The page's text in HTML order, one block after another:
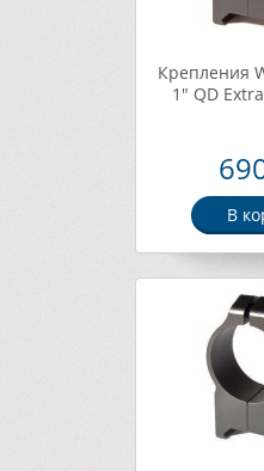
Крепления
1" QD
В